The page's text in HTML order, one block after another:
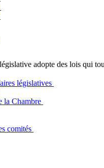
adopte des lois qui
législatives
la Chambre
comités